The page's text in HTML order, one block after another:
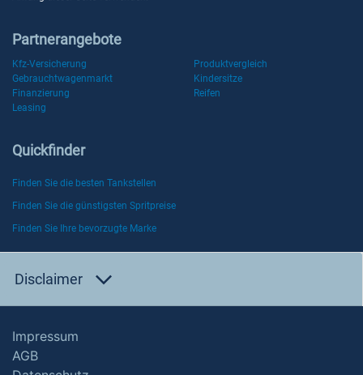
Partnerangebote
Kfz-Versicherung
Produktvergleich
Gebrauchtwagenmarkt
Kindersitze
Finanzierung
Reifen
Leasing
Quickfinder
Finden Sie die besten Tankstellen
Finden Sie die günstigsten Spritpreise
Finden Sie Ihre bevorzugte Marke
Disclaimer
Impressum
AGB